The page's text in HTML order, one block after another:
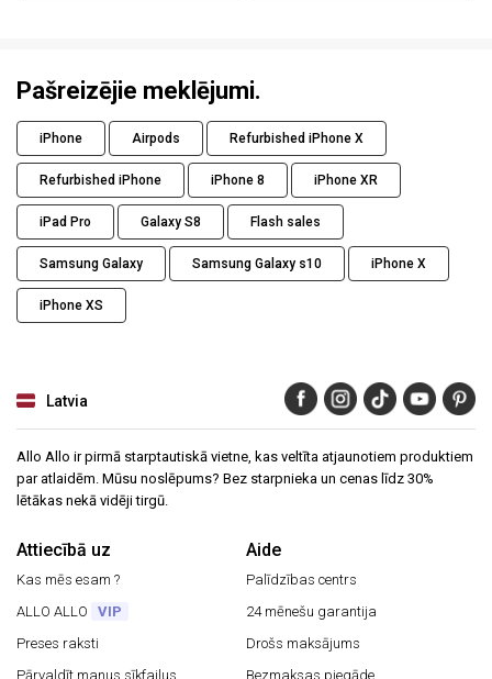
Pašreizējie meklējumi.
iPhone Airpods Refurbished iPhone X
Refurbished iPhone iPhone 8 iPhone XR
iPad Pro Galaxy S8 Flash sales
Samsung Galaxy Samsung Galaxy s10 iPhone X
iPhone XS
Latvia
Allo Allo ir pirmā starptautiskā vietne, kas veltīta atjaunotiem produktiem
par atlaidēm. Mūsu noslēpums? Bez starpnieka un cenas līdz 30%
lētākas nekā vidēji tirgū.
Attiecībā uz
Kas mēs esam ?
ALLO ALLO
VIP
Preses raksti
Pārvaldīt manus sīkfailus
Aide
Palīdzības centrs
24 mēnešu garantija
Drošs maksājums
Bezmaksas piegāde